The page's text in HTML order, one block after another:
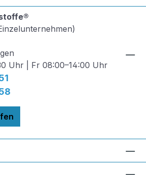
Uhr | Fr 08:00–14:00 Uhr